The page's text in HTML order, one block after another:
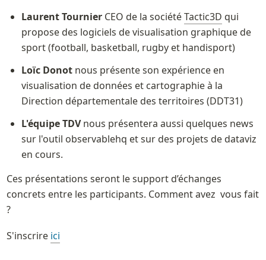
Laurent Tournier CEO de la société Tactic3D qui
propose des logiciels de visualisation graphique de
sport (football, basketball, rugby et handisport)
Loïc Donot nous présente son expérience en
visualisation de données et cartographie à la
Direction départementale des territoires (DDT31)
L'équipe TDV nous présentera aussi quelques news
sur l'outil observablehq et sur des projets de dataviz
en cours.
Ces présentations seront le support d’échanges
concrets entre les participants. Comment avez  vous fait
?
S'inscrire ici